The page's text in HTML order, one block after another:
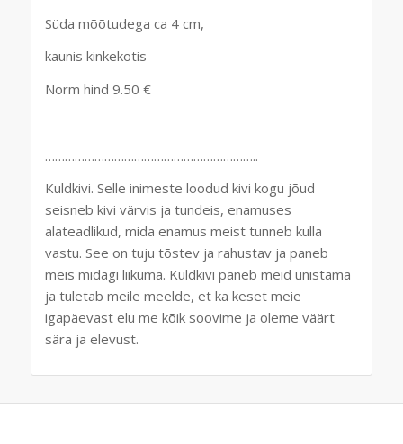
Süda mõõtudega ca 4 cm,
kaunis kinkekotis
Norm hind 9.50 €
………………………………………………………..
Kuldkivi. Selle inimeste loodud kivi kogu jõud
seisneb kivi värvis ja tundeis, enamuses
alateadlikud, mida enamus meist tunneb kulla
vastu. See on tuju tõstev ja rahustav ja paneb
meis midagi liikuma. Kuldkivi paneb meid unistama
ja tuletab meile meelde, et ka keset meie
igapäevast elu me kõik soovime ja oleme väärt
sära ja elevust.